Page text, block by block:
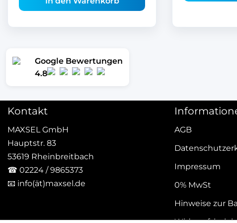
Google Bewertungen
4.8
Kontakt
MAXSEL GmbH
Hauptstr. 83
53619 Rheinbreitbach
☎ 02224 / 9865373
📧 info(ät)maxsel.de
AGB
Impressum
0% MwSt
Hinweise zur